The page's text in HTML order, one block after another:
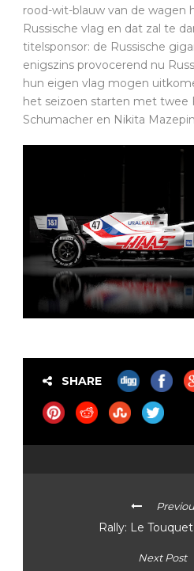
rood-wit-blauw van de wagen
Russische vlag en dat zal te
titelsponsor: de Russische
enigszins provocerend nu
hun eigen vlag mogen
het seizoen starten met twee
Schumacher en Nikita
SHARE
Rally: Le
Next Post